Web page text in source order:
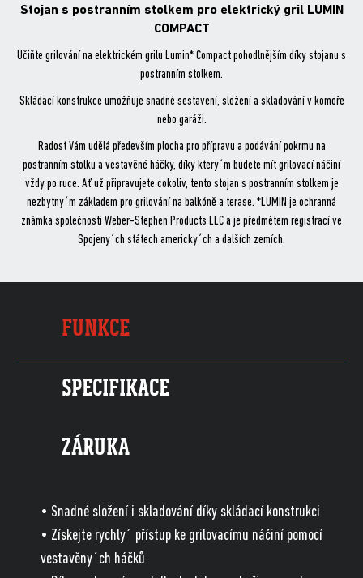
Stojan s postranním stolkem pro elektrický gril LUMIN
COMPACT
Učiňte grilování na elektrickém grilu Lumin* Compact pohodlnějším díky stojanu s
postranním stolkem.
Skládací konstrukce umožňuje snadné sestavení, složení a skladování v komoře
nebo garáži.
Radost Vám udělá především plocha pro přípravu a podávání pokrmu na
postranním stolku a vestavěné háčky, díky ktery´m budete mít grilovací náčiní
vždy po ruce. Ať už připravujete cokoliv, tento stojan s postranním stolkem je
nezbytny´m základem pro grilování na balkóně a terase. *LUMIN je ochranná
známka společnosti Weber-Stephen Products LLC a je předmětem registrací ve
Spojeny´ch státech americky´ch a dalších zemích.
FUNKCE
SPECIFIKACE
ZÁRUKA
• Snadné složení i skladování díky skládací konstrukci
• Získejte rychly´ přístup ke grilovacímu náčiní pomocí
vestavěny´ch háčků